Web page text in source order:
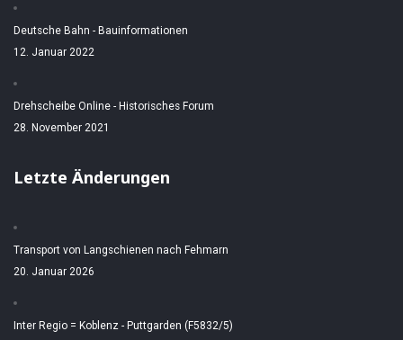
Deutsche Bahn - Bauinformationen
12. Januar 2022
Drehscheibe Online - Historisches Forum
28. November 2021
Letzte Änderungen
Transport von Langschienen nach Fehmarn
20. Januar 2026
Inter Regio = Koblenz - Puttgarden (F5832/5)